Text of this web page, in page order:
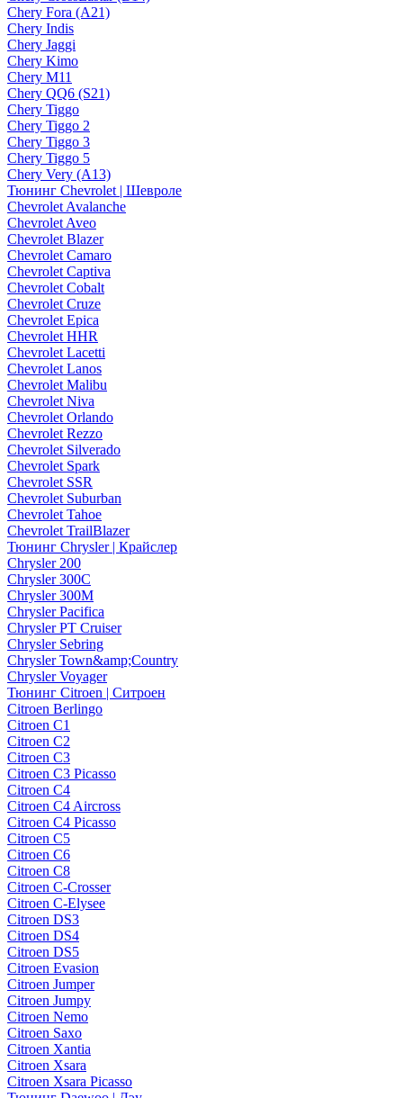
Chery Fora (A21)
Chery Indis
Chery Jaggi
Chery Kimo
Chery M11
Chery QQ6 (S21)
Chery Tiggo
Chery Tiggo 2
Chery Tiggo 3
Chery Tiggo 5
Chery Very (A13)
Тюнинг Chevrolet | Шевроле
Chevrolet Avalanche
Chevrolet Aveo
Chevrolet Blazer
Chevrolet Camaro
Chevrolet Captiva
Chevrolet Cobalt
Chevrolet Cruze
Chevrolet Epica
Chevrolet HHR
Chevrolet Lacetti
Chevrolet Lanos
Chevrolet Malibu
Chevrolet Niva
Chevrolet Orlando
Chevrolet Rezzo
Chevrolet Silverado
Chevrolet Spark
Chevrolet SSR
Chevrolet Suburban
Chevrolet Tahoe
Chevrolet TrailBlazer
Тюнинг Chrysler | Крайслер
Chrysler 200
Chrysler 300C
Chrysler 300M
Chrysler Pacifica
Chrysler PT Cruiser
Chrysler Sebring
Chrysler Town&amp;Country
Chrysler Voyager
Тюнинг Citroen | Ситроен
Citroen Berlingo
Citroen C1
Citroen C2
Citroen C3
Citroen C3 Picasso
Citroen C4
Citroen C4 Aircross
Citroen C4 Picasso
Citroen C5
Citroen C6
Citroen C8
Citroen C-Crosser
Citroen C-Elysee
Citroen DS3
Citroen DS4
Citroen DS5
Citroen Evasion
Citroen Jumper
Citroen Jumpy
Citroen Nemo
Citroen Saxo
Citroen Xantia
Citroen Xsara
Citroen Xsara Picasso